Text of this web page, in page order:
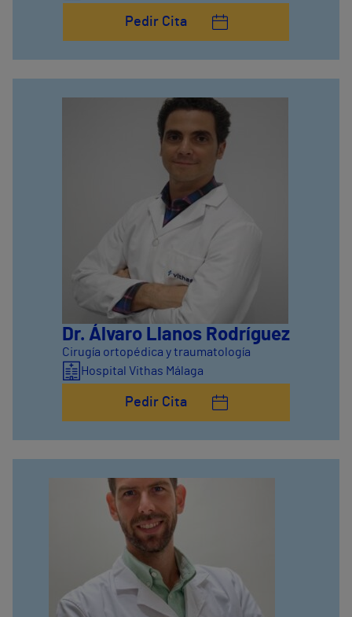
Pedir Cita
Dr. Álvaro Llanos Rodríguez
Cirugía ortopédica y traumatología
Hospital Vithas Málaga
Pedir Cita